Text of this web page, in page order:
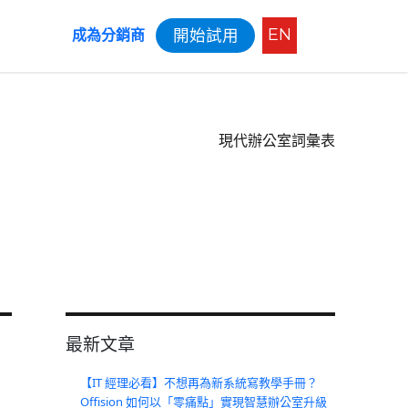
成為分銷商 開始試用 EN
現代辦公室詞彙表
最新文章
【IT 經理必看】不想再為新系統寫教學手冊？
Offision 如何以「零痛點」實現智慧辦公室升級